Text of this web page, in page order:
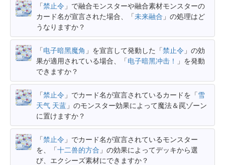
「禁止令 」で融合モンスターや融合素材モンスターの
カード名が宣言された場合、「未来融合 」の処理はど
うなりますか？
「电子暗黑魔角 」を宣言して発動した「禁止令 」の効
果が適用されている場合、「电子暗黑冲击！ 」を発動
できますか？
「禁止令 」でカード名が宣言されているカードを「雪
天气 天蓝 」のモンスター効果によって魔法＆罠ゾーン
に置けますか？
「禁止令 」でカード名が宣言されているモンスター
を、「十二兽的方合 」の効果によってデッキから選
び、エクシーズ素材にできますか？